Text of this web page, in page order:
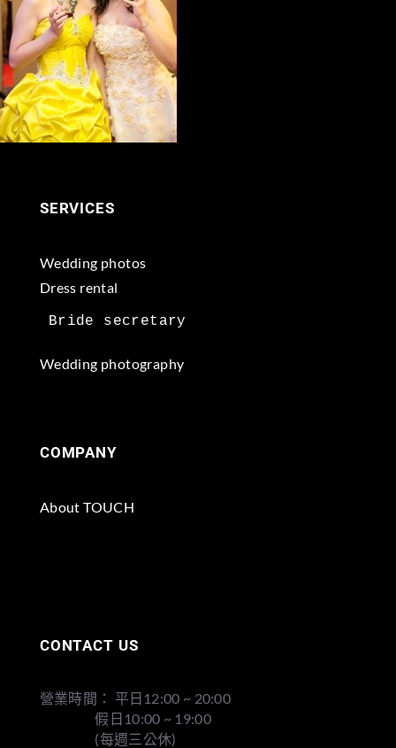
SERVICES
Wedding photos
Dress rental
Wedding photography
COMPANY
About TOUCH
CONTACT US
營業時間： 平日12:00 ~ 20:00
假日10:00 ~ 19:00
(每週三公休)